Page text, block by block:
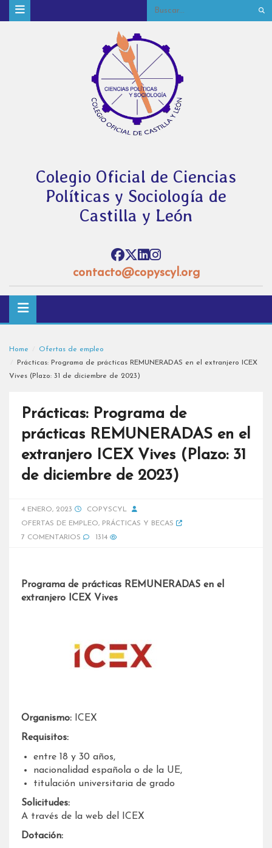
Colegio Oficial de Ciencias
Políticas y Sociología de
Castilla y León
contacto@copyscyl.org
Home
Ofertas de empleo
Prácticas: Programa de prácticas REMUNERADAS en el extranjero ICEX
Vives (Plazo: 31 de diciembre de 2023)
Prácticas: Programa de
prácticas REMUNERADAS en el
extranjero ICEX Vives (Plazo: 31
de diciembre de 2023)
4 ENERO, 2023
COPYSCYL
OFERTAS DE EMPLEO, PRÁCTICAS Y BECAS
7 COMENTARIOS
1314
Programa de prácticas REMUNERADAS en el
extranjero ICEX Vives
Organismo: ICEX
Requisitos:
entre 18 y 30 años,
nacionalidad española o de la UE,
titulación universitaria de grado
Solicitudes:
A través de la web del ICEX
Dotación: